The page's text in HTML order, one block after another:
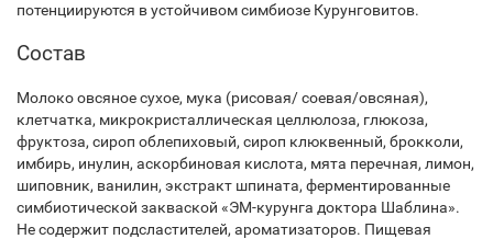
потенциируются в устойчивом симбиозе Курунговитов.
Состав
Молоко овсяное сухое, мука (рисовая/ соевая/овсяная),
клетчатка, микрокристаллическая целлюлоза, глюкоза,
фруктоза, сироп облепиховый, сироп клюквенный, брокколи,
имбирь, инулин, аскорбиновая кислота, мята перечная, лимон,
шиповник, ванилин, экстракт шпината, ферментированные
симбиотической закваской «ЭМ-курунга доктора Шаблина».
Не содержит подсластителей, ароматизаторов. Пищевая